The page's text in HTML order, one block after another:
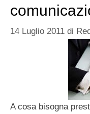
14 Luglio 2011 di
A cosa bisogna